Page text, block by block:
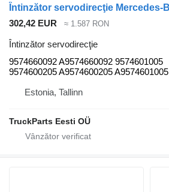
302,42 EUR ≈ 1.587 RON
Întinzător servodirecţie
9574660092 A9574660092 9574601005
9574600205 A9574600205 A9574601005
Estonia, Tallinn
TruckParts Eesti OÜ